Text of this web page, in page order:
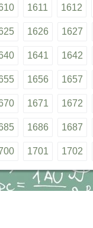
1611 1612
1626 1627
1641 1642
1656 1657
1671 1672
1686 1687
1701 1702